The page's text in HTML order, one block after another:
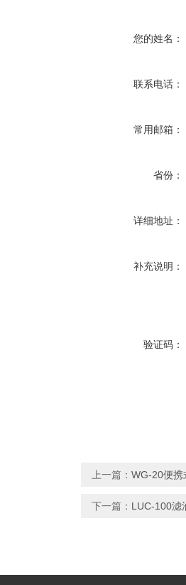
您的姓名：
联系电话：
常用邮箱：
省份：
详细地址：
补充说明：
验证码：
上一篇： WG-20便携
下一篇： LUC-100滤